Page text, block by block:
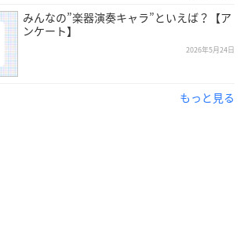
みんなの”楽器演奏キャラ”といえば？【ア
ンケート】
2026年5月24日
もっと見る